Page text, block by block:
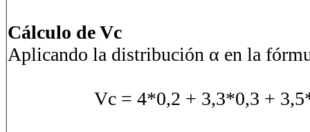
Cálculo de Vc
Aplicando la distribución α en la
Vc = 4*0,2 + 3,3*0,3 +